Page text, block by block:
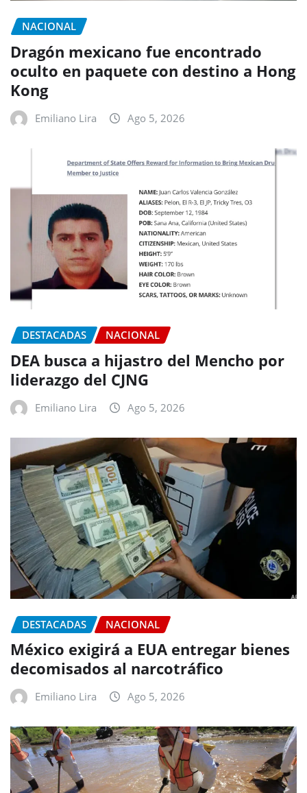
NACIONAL
Dragón mexicano fue encontrado
oculto en paquete con destino a Hong
Kong
Emiliano Lira Ago 5, 2026
DESTACADAS NACIONAL
DEA busca a hijastro del Mencho por
liderazgo del CJNG
Emiliano Lira Ago 5, 2026
DESTACADAS NACIONAL
México exigirá a EUA entregar bienes
decomisados al narcotráfico
Emiliano Lira Ago 5, 2026